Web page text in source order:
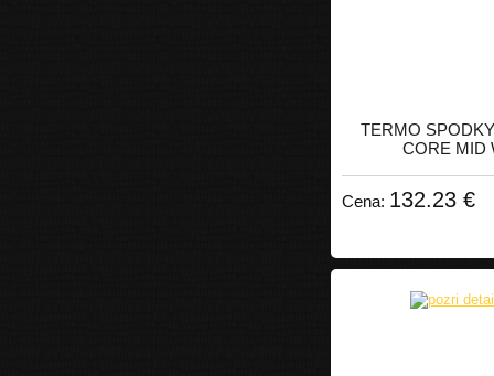
TERMO
CORE MID
Cena: 132.23 €